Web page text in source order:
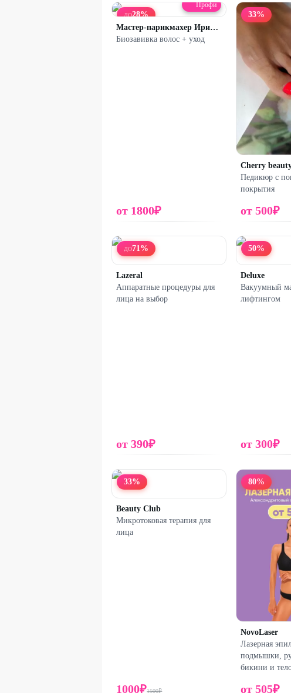
ДО28%
Профи
Мастер-парикмахер Ирина Герасимова
Биозавивка волос + уход
от 1800₽
33%
Cherry
Педикюр с
покрытия
от 500₽
ДО71 %
Lazeral
Аппаратные процедуры для
лица на выбор
от390₽
50%
Deluxe
Вакуумный
лифтингом
от 300₽
33%
Beauty Club
Микротоковая терапия для
лица
1000₽1500₽
80%
NovoLaser
Лазерная
подмышки,
бикини и
от 505₽